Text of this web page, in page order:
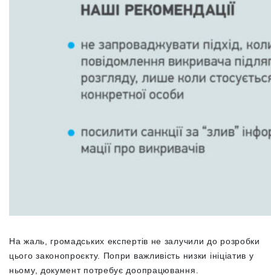
На жаль, громадських експертів не залучили до розробки
цього законопроєкту. Попри важливість низки ініціатив у
ньому, документ потребує доопрацювання.